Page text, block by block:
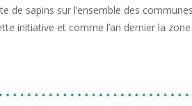
de sapins sur l’ensemble des
initiative et comme l’an dernier la